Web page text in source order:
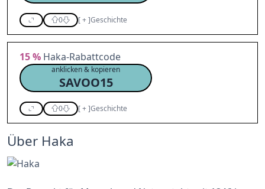
0 [+]Geschichte
15 % Haka-Rabattcode
anklicken & kopieren
SAVOO15
0 [+]Geschichte
Über Haka